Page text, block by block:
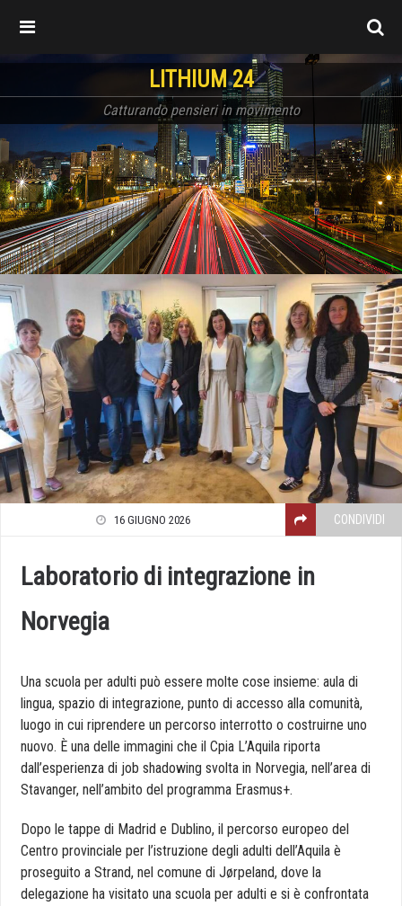
LITHIUM 24
Catturando pensieri in movimento
16 GIUGNO 2026 CONDIVIDI
Laboratorio di integrazione in
Norvegia
Una scuola per adulti può essere molte cose insieme: aula di
lingua, spazio di integrazione, punto di accesso alla comunità,
luogo in cui riprendere un percorso interrotto o costruirne uno
nuovo. È una delle immagini che il Cpia L’Aquila riporta
dall’esperienza di job shadowing svolta in Norvegia, nell’area di
Stavanger, nell’ambito del programma Erasmus+.
Dopo le tappe di Madrid e Dublino, il percorso europeo del
Centro provinciale per l’istruzione degli adulti dell’Aquila è
proseguito a Strand, nel comune di Jørpeland, dove la
delegazione ha visitato una scuola per adulti e si è confrontata